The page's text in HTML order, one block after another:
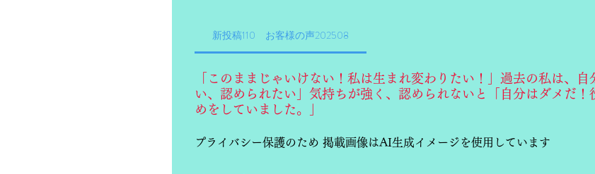
新投稿110 お客様の声202508
「このままじゃいけない！私は生まれ変わりたい！」過去の私は、
い、認められたい」気持ちが強く、認められないと「自分はダメだ
めをしていました。」
プライバシー保護のため 掲載画像はAI生成イメージを使用しています